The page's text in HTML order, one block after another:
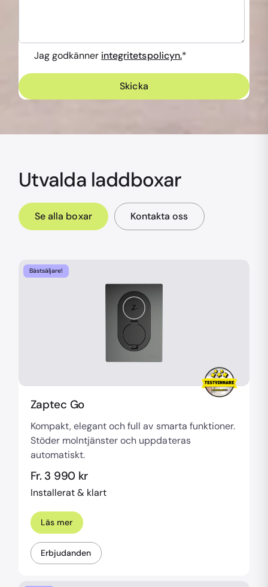
Jag godkänner integritetspolicyn.*
Utvalda laddboxar
Se alla boxar Kontakta oss
Bästsäljare!
Zaptec Go
Kompakt, elegant och full av smarta funktioner.
Stöder molntjänster och uppdateras
automatiskt.
Fr. 3 990 kr
Installerat & klart
Läs mer
Erbjudanden